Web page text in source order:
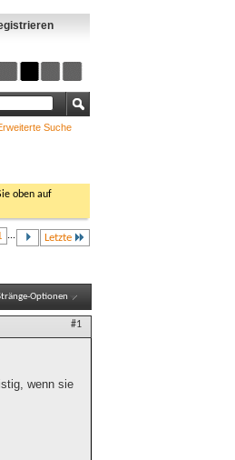
Suche
oben auf
... Letzte
Optionen
#1
wenn sie